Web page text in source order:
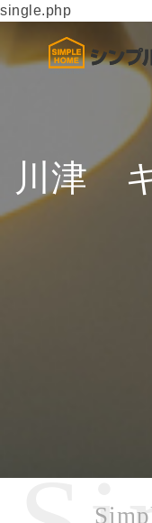
single.php
川津